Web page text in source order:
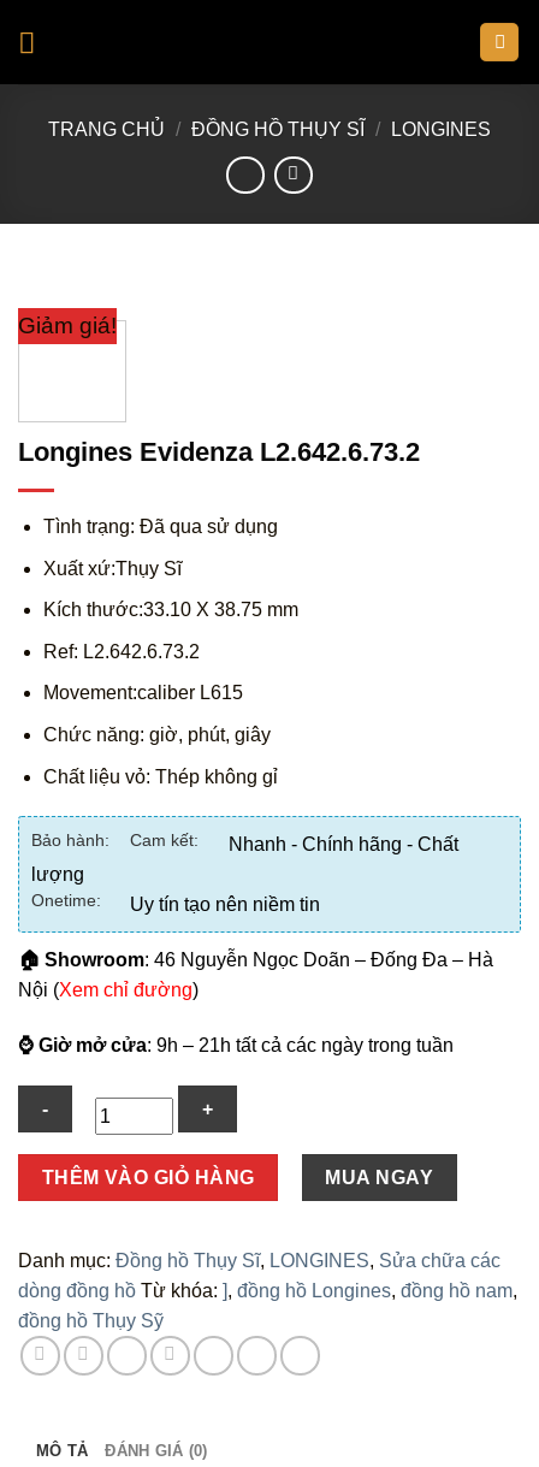
TRANG CHỦ / ĐỒNG HỒ THỤY SĨ / LONGINES
Giảm giá!
Longines Evidenza L2.642.6.73.2
Tình trạng: Đã qua sử dụng
Xuất xứ:Thụy Sĩ
Kích thước:33.10 X 38.75 mm
Ref: L2.642.6.73.2
Movement:caliber L615
Chức năng: giờ, phút, giây
Chất liệu vỏ: Thép không gỉ
Bảo hành: Cam kết:
Nhanh - Chính hãng - Chất
lượng
Onetime: Uy tín tạo nên niềm tin
🏠 Showroom: 46 Nguyễn Ngọc Doãn – Đống Đa – Hà
Nội (Xem chỉ đường)
⌚ Giờ mở cửa: 9h – 21h tất cả các ngày trong tuần
THÊM VÀO GIỎ HÀNG MUA NGAY
Danh mục: Đồng hồ Thụy Sĩ, LONGINES, Sửa chữa các
dòng đồng hồ Từ khóa: ], đồng hồ Longines, đồng hồ nam,
đồng hồ Thụy Sỹ
MÔ TẢ ĐÁNH GIÁ (0)